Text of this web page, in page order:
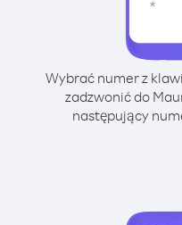
Wybrać numer z
zadzwonić do
następujący